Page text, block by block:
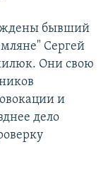
бывший
Сергей
Они свою
и
дело